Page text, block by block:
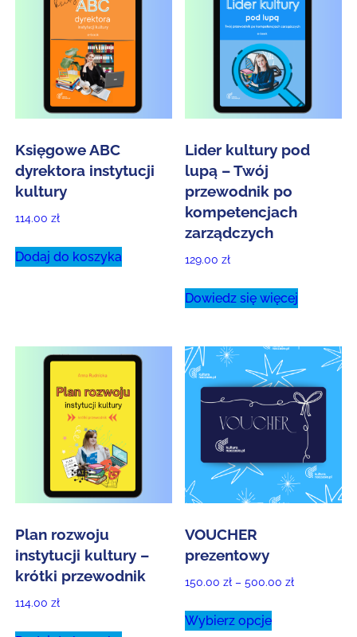
Księgowe ABC
dyrektora instytucji
kultury
114.00 zł
Dodaj do koszyka
Lider kultury pod
lupą – Twój
przewodnik po
kompetencjach
zarządczych
129.00zł
Dowiedz się więcej
Plan rozwoju
instytucji kultury –
krótki przewodnik
114.00 zł
VOUCHER
prezentowy
150.00zł – 500.00złZakres
Wybierz opcje
Ten
produkt